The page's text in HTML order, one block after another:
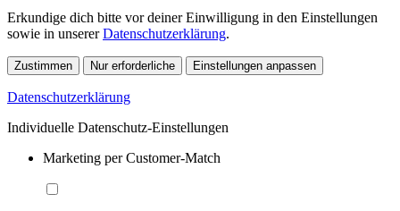
Erkundige dich bitte vor deiner Einwilligung in den Einstellungen
sowie in unsererDatenschutzerklärung.
Zustimmen Nur erforderliche Einstellungen anpassen
Datenschutzerklärung
Individuelle Datenschutz-Einstellungen
Marketing per Customer-Match